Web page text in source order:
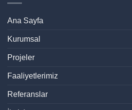
Ana Sayfa
Kurumsal
Projeler
Faaliyetlerimiz
Referanslar